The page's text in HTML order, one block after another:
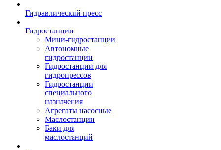
Гидравлический пресс
Гидростанции
Мини-гидростанции
Автономные
гидростанции
Гидростанции для
гидропрессов
Гидростанции
специального
назначения
Агрегаты насосные
Маслостанции
Баки для
маслостанций